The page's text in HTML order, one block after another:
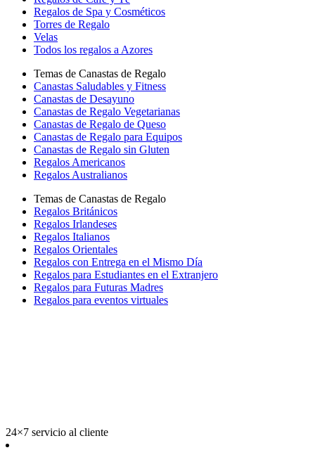
Regalos de Spa y Cosméticos
Torres de Regalo
Velas
Todos los regalos a Azores
Temas de Canastas de Regalo
Canastas Saludables y Fitness
Canastas de Desayuno
Canastas de Regalo Vegetarianas
Canastas de Regalo de Queso
Canastas de Regalo para Equipos
Canastas de Regalo sin Gluten
Regalos Americanos
Regalos Australianos
Temas de Canastas de Regalo
Regalos Británicos
Regalos Irlandeses
Regalos Italianos
Regalos Orientales
Regalos con Entrega en el Mismo Día
Regalos para Estudiantes en el Extranjero
Regalos para Futuras Madres
Regalos para eventos virtuales
24×7 servicio al cliente